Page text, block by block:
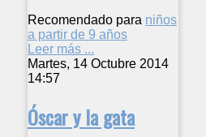
Recomendado para niños
a partir de 9 años
Leer más ...
Martes, 14 Octubre 2014
14:57
Óscar y la gata